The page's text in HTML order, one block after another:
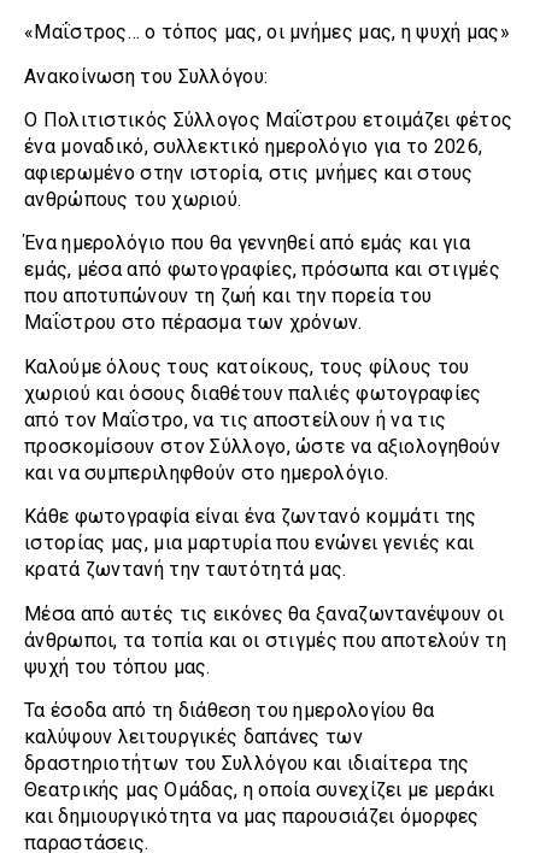
«Μαΐστρος… ο τόπος μας, οι μνήμες μας, η ψυχή μας»
Ανακοίνωση του Συλλόγου:
Ο Πολιτιστικός Σύλλογος Μαΐστρου ετοιμάζει φέτος
ένα μοναδικό, συλλεκτικό ημερολόγιο για το 2026,
αφιερωμένο στην ιστορία, στις μνήμες και στους
ανθρώπους του χωριού.
Ένα ημερολόγιο που θα γεννηθεί από εμάς και για
εμάς, μέσα από φωτογραφίες, πρόσωπα και στιγμές
που αποτυπώνουν τη ζωή και την πορεία του
Μαΐστρου στο πέρασμα των χρόνων.
Καλούμε όλους τους κατοίκους, τους φίλους του
χωριού και όσους διαθέτουν παλιές φωτογραφίες
από τον Μαΐστρο, να τις αποστείλουν ή να τις
προσκομίσουν στον Σύλλογο, ώστε να αξιολογηθούν
και να συμπεριληφθούν στο ημερολόγιο.
Κάθε φωτογραφία είναι ένα ζωντανό κομμάτι της
ιστορίας μας, μια μαρτυρία που ενώνει γενιές και
κρατά ζωντανή την ταυτότητά μας.
Μέσα από αυτές τις εικόνες θα ξαναζωντανέψουν οι
άνθρωποι, τα τοπία και οι στιγμές που αποτελούν τη
ψυχή του τόπου μας.
Τα έσοδα από τη διάθεση του ημερολογίου θα
καλύψουν λειτουργικές δαπάνες των
δραστηριοτήτων του Συλλόγου και ιδιαίτερα της
Θεατρικής μας Ομάδας, η οποία συνεχίζει με μεράκι
και δημιουργικότητα να μας παρουσιάζει όμορφες
παραστάσεις.